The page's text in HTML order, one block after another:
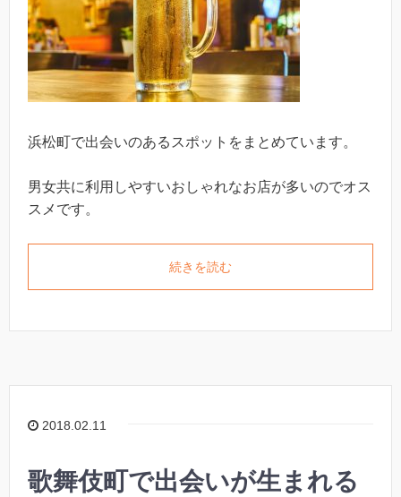
浜松町で出会いのあるスポットをまとめています。
男女共に利用しやすいおしゃれなお店が多いのでオス
スメです。
続きを読む
2018.02.11
歌舞伎町で出会いが生まれる